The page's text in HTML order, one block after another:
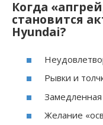
Когда
становится
Hyundai?
Рывки и
Замедленная
Желание